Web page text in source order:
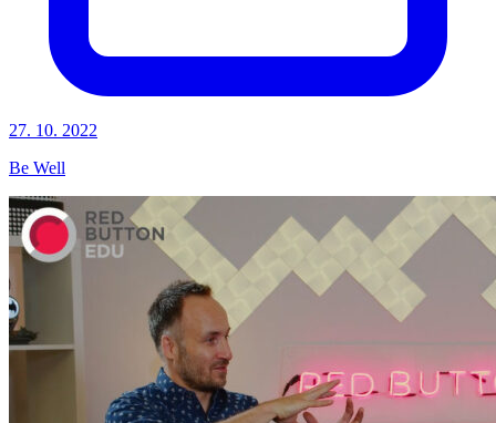
27. 10. 2022
Be Well